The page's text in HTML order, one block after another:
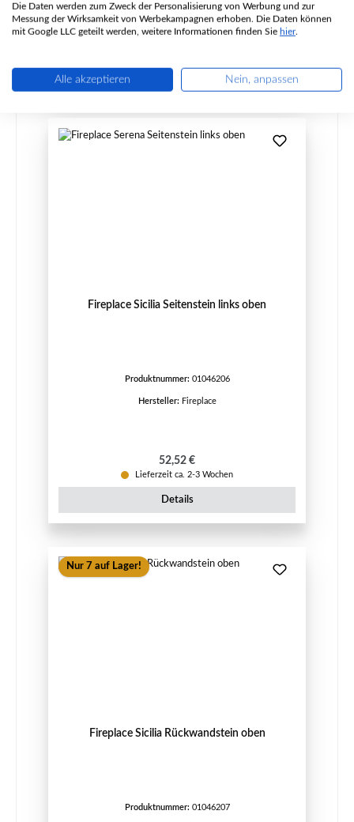
Regulärer Preis:
76,86 €
Details
Fireplace Sicilia Seitenstein links oben
Produktnummer: 01046206
Hersteller: Fireplace
Regulärer Preis:
52,52 €
Lieferzeit ca. 2-3 Wochen
Details
Nur 7 auf Lager!
Fireplace Sicilia Rückwandstein oben
Produktnummer: 01046207
Die Daten werden zum Zweck der Personalisierung von Werbung und zur
Messung der Wirksamkeit von Werbekampagnen erhoben. Die Daten können
mit Google LLC geteilt werden, weitere Informationen finden Sie hier.
Alle akzeptieren Nein, anpassen